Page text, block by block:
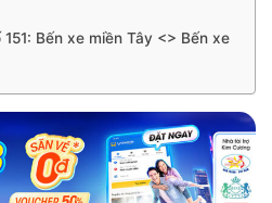
Bến xe miền Tây <> Bến xe